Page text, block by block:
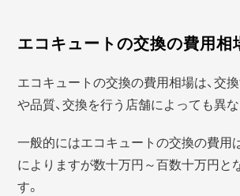
エコキュートの交換の費用相
エコキュートの交換の費用相場は、交
や品質、交換を行う店舗によっても異な
一般的にはエコキュートの交換の費用
によりますが数十万円～百数十万円と
す。